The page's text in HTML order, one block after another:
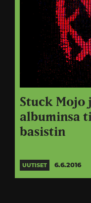
Stuck Mojo
albuminsa
basistin
UUTISET 6.6.2016